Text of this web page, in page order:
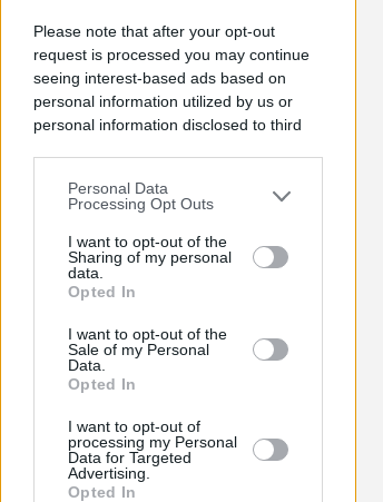
Please note that after your opt-out
request is processed you may continue
seeing interest-based ads based on
personal information utilized by us or
personal information disclosed to third
You may separately opt-out of the further
disclosure of your personal information
by third parties on the IAB’s list of
downstream participants.
by us to third parties on the IAB’s List of
Downstream Participants that may
further disclose it to other third parties.
Personal Data
Processing Opt Outs
I want to opt-out of the
Sharing of my personal
data.
Opted In
I want to opt-out of the
Sale of my Personal
Data.
Opted In
I want to opt-out of
processing my Personal
Data for Targeted
Advertising.
Opted In
Chiusura Red Devil. Legali del
da "Suburra"
Redazione